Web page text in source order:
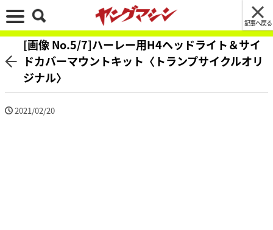
記事へ戻る
[画像 No.5/7]ハーレー用H4ヘッドライト＆サイ
ドカバーマウントキット〈トランプサイクルオリ
ジナル〉
2021/02/20